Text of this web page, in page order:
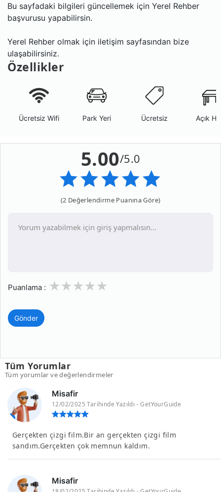
Bu sayfadaki bilgileri güncellemek için Yerel Rehber
başvurusu yapabilirsin.
Yerel Rehber olmak için iletişim sayfasından bize
ulaşabilirsiniz.
Özellikler
Ücretsiz Wifi Park Yeri Ücretsiz Açık
5.00/5.0
(2 Değerlendirme Puanına Göre)
Puanlama : 3
2
1
Gönder
Tüm Yorumlar
Tüm yorumlar ve değerlendirmeler
Misafir
12/02/2025 Tarihinde Yazıldı - GetYourGuide
Gerçekten çizgi film.Bir an gerçekten çizgi film
sandım.Gerçekten çok memnun kaldım.
Misafir